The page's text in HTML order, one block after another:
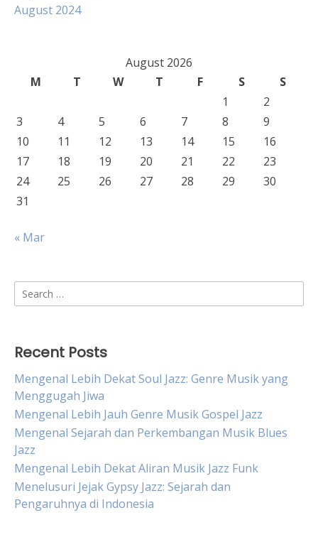
August 2024
August 2026
M
T W T F S
S
1
2
3
4 5 6 7 8
9
10
11 12 13 14 15
16
17
18 19 20 21 22
23
24
25 26 27 28 29
30
31
« Mar
Search
for:
Recent Posts
Mengenal Lebih Dekat Soul Jazz: Genre Musik yang
Menggugah Jiwa
Mengenal Lebih Jauh Genre Musik Gospel Jazz
Mengenal Sejarah dan Perkembangan Musik Blues
Jazz
Mengenal Lebih Dekat Aliran Musik Jazz Funk
Menelusuri Jejak Gypsy Jazz: Sejarah dan
Pengaruhnya di Indonesia